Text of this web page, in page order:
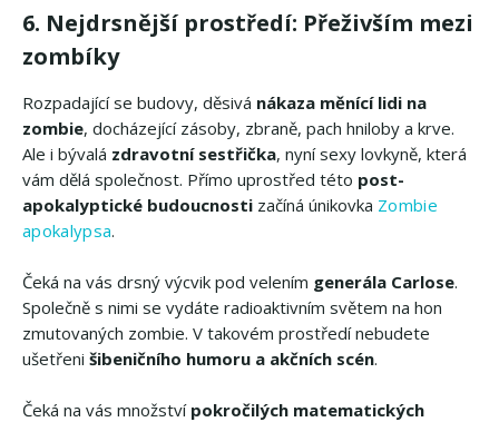
6. Nejdrsnější prostředí: Přeživším mezi
zombíky
Rozpadající se budovy, děsivá nákaza měnící lidi na
zombie, docházející zásoby, zbraně, pach hniloby a krve.
Ale i bývalá zdravotní sestřička, nyní sexy lovkyně, která
vám dělá společnost. Přímo uprostřed této post-
apokalyptické budoucnosti začíná únikovka Zombie
apokalypsa.
Čeká na vás drsný výcvik pod velením generála Carlose.
Společně s nimi se vydáte radioaktivním světem na hon
zmutovaných zombie. V takovém prostředí nebudete
ušetřeni šibeničního humoru a akčních scén.
Čeká na vás množství pokročilých matematických